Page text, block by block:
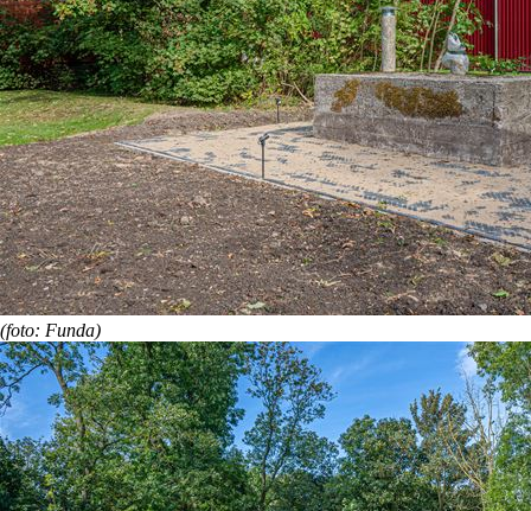
(foto: Funda)